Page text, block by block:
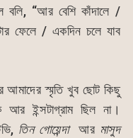
বলি, “আর বেশি কাঁদালে /
ফেলে / একদিন চলে যাব
আমাদের স্মৃতি খুব ছোট কিছু
ইন্সটাগ্রাম ছিল না।
তিন গোয়েন্দাআর মাসুদ